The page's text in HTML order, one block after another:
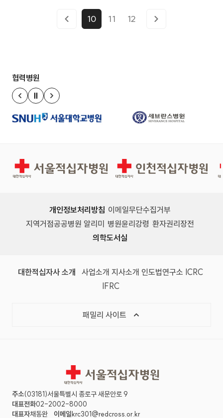
10 11 12
협력병원
이전 슬라이드
정지
다음 슬라이드
서울적십자병원 인천적십자병원
개인정보처리방침 이메일무단수집거부
지역거점공공병원 알리미 병원윤리강령 환자권리장전
의학도서실
대한적십자사 소개 (새 창)
사업소개 (새 창)
지사소개 (새 창)
인도법연구소 (새 창)
ICRC(국제
IFRC(국제적십자사연맹, 새 창)
패밀리 사이트 목록 열기
서울적십자병원
주소(03181)서울특별시 종로구 새문안로 9
대표전화02-2002-8000
대표자채동완 이메일krc301@redcross.or.kr